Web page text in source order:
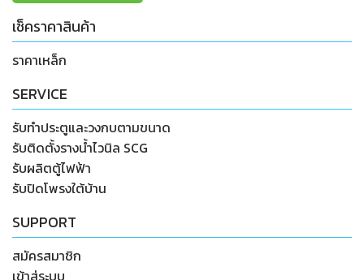
เช็คราคาสินค้า
ราคาเหล็ก
SERVICE
รับทำประตูและวงกบตามขนาด
รับติดตั้งรางน้ำไวนิล SCG
รับผลิตตู้ไฟฟ้า
รับปิดโพรงใต้บ้าน
SUPPORT
สมัครสมาชิก
เข้าสู่ระบบ